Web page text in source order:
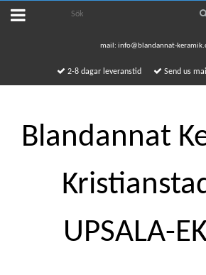
mail: info@blandannat-
2-8 dagar leveranstid Send us
Blandannat
UPSALA-